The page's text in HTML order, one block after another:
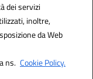
dei servizi
inoltre,
da Web
ns. Cookie Policy.
S.r.l.
Italia